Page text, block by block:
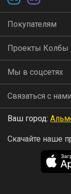
Покупателям
Проекты Колбы
Мы в соцсетях
Связаться с нами
Ваш город:
Скачайте наше